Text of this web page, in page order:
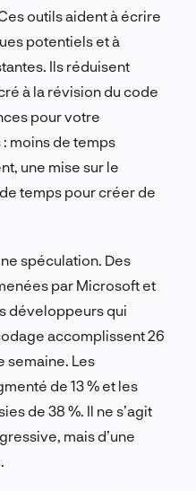
outils aident à écrire
potentiels et à
Ils réduisent
à la révision du code
pour votre
moins de temps
une mise sur le
temps pour créer de
spéculation. Des
par Microsoft et
développeurs qui
accomplissent 26
semaine. Les
de 13 % et les
de 38 %. Il ne s’agit
mais d’une